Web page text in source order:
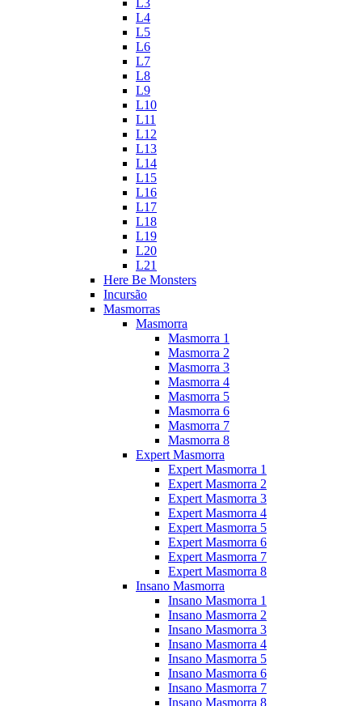
L3
L4
L5
L6
L7
L8
L9
L10
L11
L12
L13
L14
L15
L16
L17
L18
L19
L20
L21
Here Be Monsters
Incursão
Masmorras
Masmorra
Masmorra 1
Masmorra 2
Masmorra 3
Masmorra 4
Masmorra 5
Masmorra 6
Masmorra 7
Masmorra 8
Expert Masmorra
Expert Masmorra 1
Expert Masmorra 2
Expert Masmorra 3
Expert Masmorra 4
Expert Masmorra 5
Expert Masmorra 6
Expert Masmorra 7
Expert Masmorra 8
Insano Masmorra
Insano Masmorra 1
Insano Masmorra 2
Insano Masmorra 3
Insano Masmorra 4
Insano Masmorra 5
Insano Masmorra 6
Insano Masmorra 7
Insano Masmorra 8